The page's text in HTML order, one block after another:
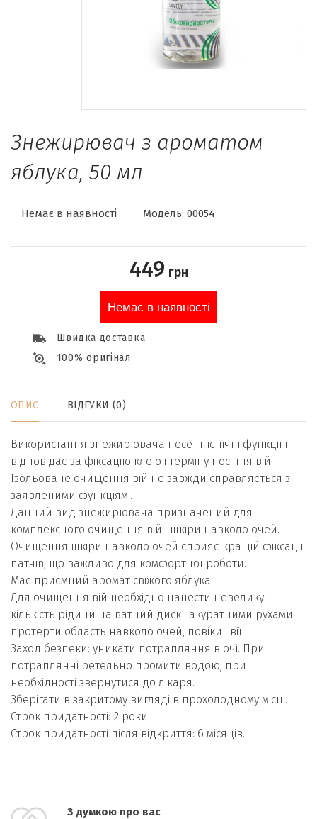
Знежирювач з ароматом
яблука, 50 мл
Немає в наявності Модель: 00054
449 грн
Немає в наявності
Швидка доставка
100% оригінал
ОПИС ВІДГУКИ (0)
Використання знежирювача несе гігієнічні функції і
відповідає за фіксацію клею і терміну носіння вій.
Ізольоване очищення вій не завжди справляється з
заявленими функціямі.
Данний вид знежирювача призначений для
комплексного очищення вій і шкіри навколо очей.
Очищення шкіри навколо очей сприяє кращій фіксації
патчів, що важливо для комфортної роботи.
Має приємний аромат свіжого яблука.
Для очищення вій необхідно нанести невелику
кількість рідини на ватний диск і акуратними рухами
протерти область навколо очей, повіки і вії.
Заход безпеки: уникати потрапляння в очі. При
потраплянні ретельно промити водою, при
необхідності звернутися до лікаря.
Зберігати в закритому вигляді в прохолодному місці.
Строк придатності: 2 роки.
Строк придатності після відкриття: 6 місяців.
З думкою про вас